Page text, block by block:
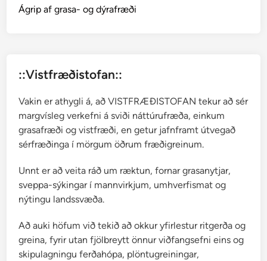
r
Ágrip af grasa- og dýrafræði
::Vistfræðistofan::
Vakin er athygli á, að VISTFRÆÐISTOFAN tekur að sér
margvísleg verkefni á sviði náttúrufræða, einkum
grasafræði og vistfræði, en getur jafnframt útvegað
sérfræðinga í mörgum öðrum fræðigreinum.
Unnt er að veita ráð um ræktun, fornar grasanytjar,
sveppa-sýkingar í mannvirkjum, umhverfismat og
nýtingu landssvæða.
Að auki höfum við tekið að okkur yfirlestur ritgerða og
greina, fyrir utan fjölbreytt önnur viðfangsefni eins og
skipulagningu ferðahópa, plöntugreiningar,